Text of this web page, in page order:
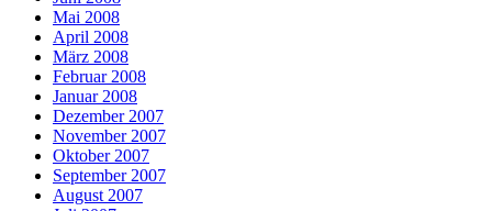
Mai 2008
April 2008
März 2008
Februar 2008
Januar 2008
Dezember 2007
November 2007
Oktober 2007
September 2007
August 2007